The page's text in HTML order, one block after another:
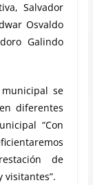
Salvador
Osvaldo
Galindo
se
diferentes
“Con
de
visitantes”.